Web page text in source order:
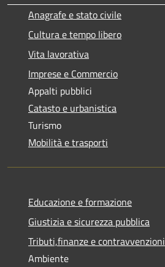
Anagrafe e stato civile
Cultura e tempo libero
Vita lavorativa
Imprese e Commercio
Appalti pubblici
Catasto e urbanistica
Turismo
Mobilità e trasporti
Educazione e formazione
Giustizia e sicurezza pubblica
Tributi,finanze e contravvenzioni
Ambiente